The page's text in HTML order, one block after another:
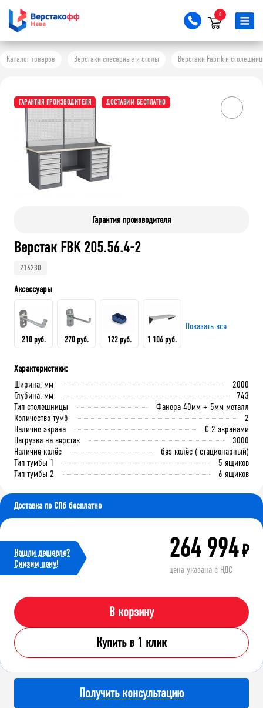
0
Каталог товаров Верстаки слесарные и столы Верстаки Fabrik и
ГАРАНТИЯ ПРОИЗВОДИТЕЛЯ ДОСТАВИМ БЕСПЛАТНО
Гарантия производителя
Верстак FBK 205.56.4-2
216230
Аксессуары
210 руб.
Крючок 80 мм.
В корзину
270 руб.
Крючок 125 мм.
В корзину
122 руб.
мм
В корзину
1 106 руб.
В корзину
Показать все
Характеристики:
Ширина, мм
2000
Глубина, мм
743
Тип столешницы
Фанера 40мм + 5мм металл
Количество тумб
2
Наличие экрана
С 2 экранами
Нагрузка на верстак
3000
Наличие колёс
без колёс ( стационарный)
Тип тумбы 1
5 ящиков
Тип тумбы 2
6 ящиков
Доставка по СПб бесплатно
Нашли дешевле?
Cнизим цену!
264 994₽
цена указана с НДС
В корзину
Купить в 1 клик
Получить консультацию